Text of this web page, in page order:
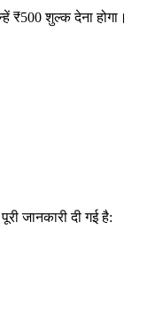
₹500 शुल्क देना होगा।
जानकारी दी गई है: